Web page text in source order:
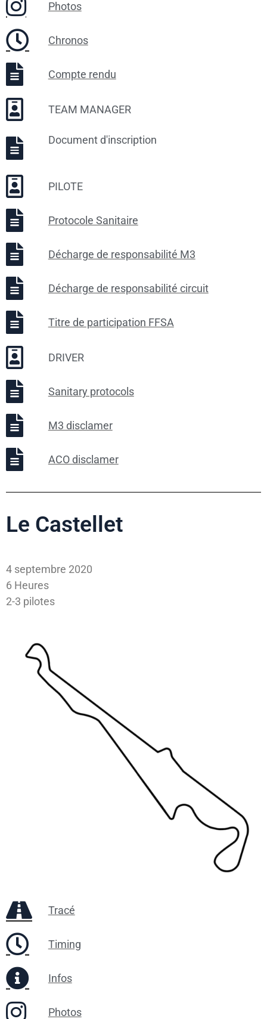
Photos
Chronos
Compte rendu
TEAM MANAGER
Document d'inscription
PILOTE
Protocole Sanitaire
Décharge de responsabilité M3
Décharge de responsabilité circuit
Titre de participation FFSA
DRIVER
Sanitary protocols
M3 disclamer
ACO disclamer
Le Castellet
4 septembre 2020
6 Heures
2-3 pilotes
Tracé
Timing
Infos
Photos